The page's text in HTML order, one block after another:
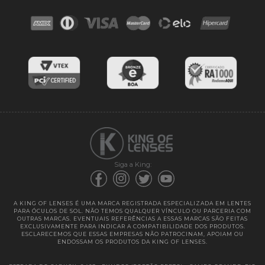
Blog
Cores das lentes
Entregas
Siga a King:
A KING OF LENSES É UMA MARCA REGISTRADA ESPECIALIZADA EM LENTES
PARA ÓCULOS DE SOL. NÃO TEMOS QUALQUER VÍNCULO OU PARCERIA COM
OUTRAS MARCAS. EVENTUAIS REFERÊNCIAS A ESSAS MARCAS SÃO FEITAS
EXCLUSIVAMENTE PARA INDICAR A COMPATIBILIDADE DOS PRODUTOS.
ESCLARECEMOS QUE ESSAS EMPRESAS NÃO PATROCINAM, APOIAM OU
ENDOSSAM OS PRODUTOS DA KING OF LENSES.